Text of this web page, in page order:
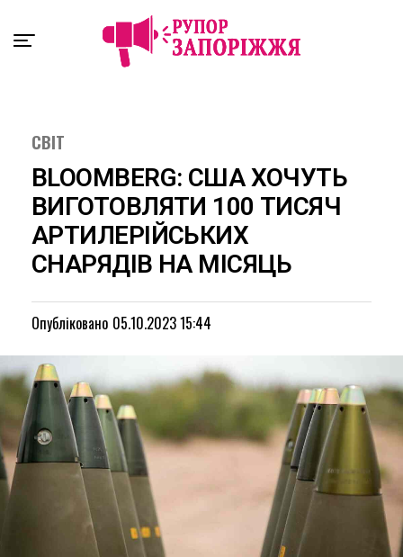
СВІТ
BLOOMBERG: США ХОЧУТЬ
ВИГОТОВЛЯТИ 100 ТИСЯЧ
АРТИЛЕРІЙСЬКИХ
СНАРЯДІВ НА МІСЯЦЬ
Опубліковано 05.10.2023 15:44
Exit mobile version